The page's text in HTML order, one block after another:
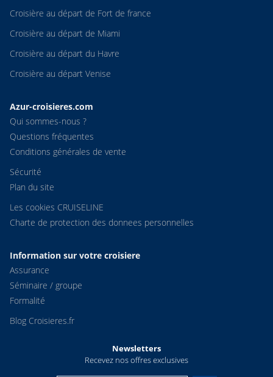
Croisière au départ de Fort de france
Croisière au départ de Miami
Croisière au départ du Havre
Croisière au départ Venise
Azur-croisieres.com
Qui sommes-nous ?
Questions fréquentes
Conditions générales de vente
Sécurité
Plan du site
Les cookies CRUISELINE
Charte de protection des donnees personnelles
Information sur votre croisiere
Assurance
Séminaire / groupe
Formalité
Blog Croisieres.fr
Newsletters
Recevez nos offres exclusives